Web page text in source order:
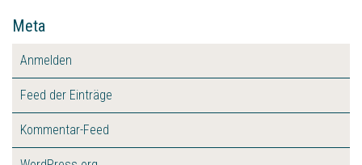
Meta
Anmelden
Feed der Einträge
Kommentar-Feed